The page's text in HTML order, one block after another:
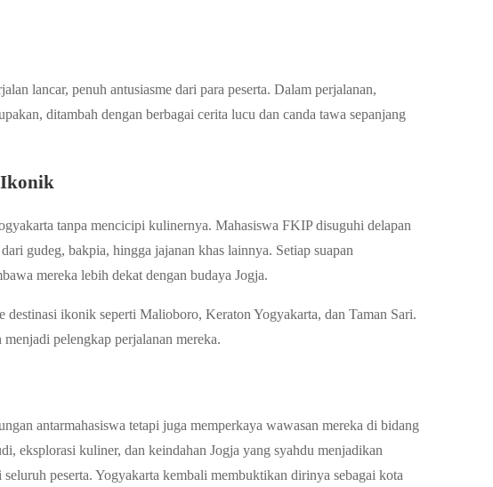
lancar, penuh antusiasme dari para peserta. Dalam perjalanan,
ditambah dengan berbagai cerita lucu dan canda tawa sepanjang
tanpa mencicipi kulinernya. Mahasiswa FKIP disuguhi delapan
gudeg, bakpia, hingga jajanan khas lainnya. Setiap suapan
mereka lebih dekat dengan budaya Jogja.
destinasi ikonik seperti Malioboro, Keraton Yogyakarta, dan Taman Sari.
pelengkap perjalanan mereka.
antarmahasiswa tetapi juga memperkaya wawasan mereka di bidang
eksplorasi kuliner, dan keindahan Jogja yang syahdu menjadikan
peserta. Yogyakarta kembali membuktikan dirinya sebagai kota